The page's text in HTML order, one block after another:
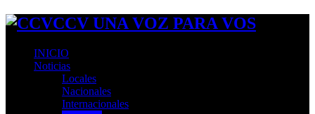
CCV UNA VOZ PARA VOS
INICIO
Noticias
Locales
Nacionales
Internacionales